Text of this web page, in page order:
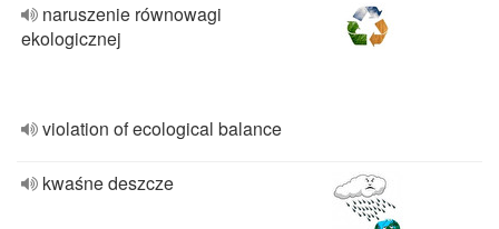
naruszenie równowagi
ekologicznej
violation of ecological balance
kwaśne deszcze